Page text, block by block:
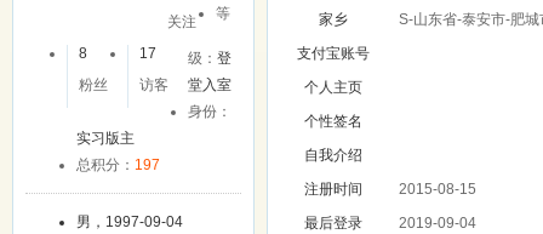
关注
8
粉丝
17
访客
等
级：登
堂入室
身份：
实习版主
总积分： 197
男，1997-09-04
家乡
S-山东省-泰安市-肥城
支付宝账号
个人主页
个性签名
自我介绍
注册时间
2015-08-15
最后登录
2019-09-04